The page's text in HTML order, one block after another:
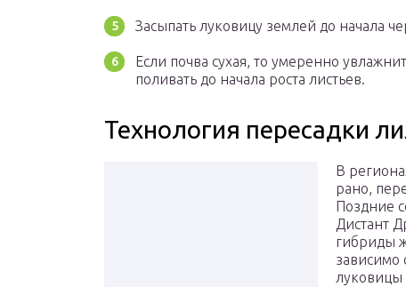
Засыпать луковицу землей до начала
Если почва сухая, то умеренно
поливать до начала роста листьев.
Технология пересадки
В
рано,
Поздние
Дистант
гибриды
зависимо
луковицы